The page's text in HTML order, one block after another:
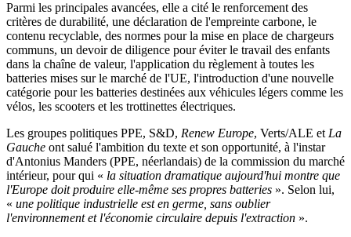
Parmi les principales avancées, elle a cité le renforcement des
critères de durabilité, une déclaration de l'empreinte carbone, le
contenu recyclable, des normes pour la mise en place de chargeurs
communs, un devoir de diligence pour éviter le travail des enfants
dans la chaîne de valeur, l'application du règlement à toutes les
batteries mises sur le marché de l'UE, l'introduction d'une nouvelle
catégorie pour les batteries destinées aux véhicules légers comme les
vélos, les scooters et les trottinettes électriques.
Les groupes politiques PPE, S&D, Renew Europe, Verts/ALE et La
Gauche ont salué l'ambition du texte et son opportunité, à l'instar
d'Antonius Manders (PPE, néerlandais) de la commission du marché
intérieur, pour qui « la situation dramatique aujourd'hui montre que
l'Europe doit produire elle-même ses propres batteries ». Selon lui,
« une politique industrielle est en germe, sans oublier
l'environnement et l'économie circulaire depuis l'extraction ».